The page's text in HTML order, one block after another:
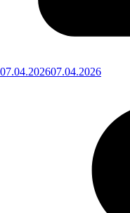
07.04.202607.04.2026